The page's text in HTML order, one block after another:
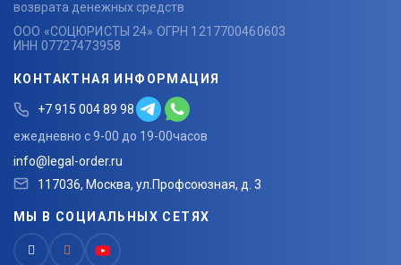
возврата денежных средств
ООО «СОЦЮРИСТЫ 24» ОГРН 1217700460603
ИНН 07727473958
КОНТАКТНАЯ ИНФОРМАЦИЯ
+7 915 004 89 98
ежедневно с 9-00 до 19-00часов
info@legal-order.ru
117036, Москва, ул.Профсоюзная, д. 3
МЫ В СОЦИАЛЬНЫХ СЕТЯХ